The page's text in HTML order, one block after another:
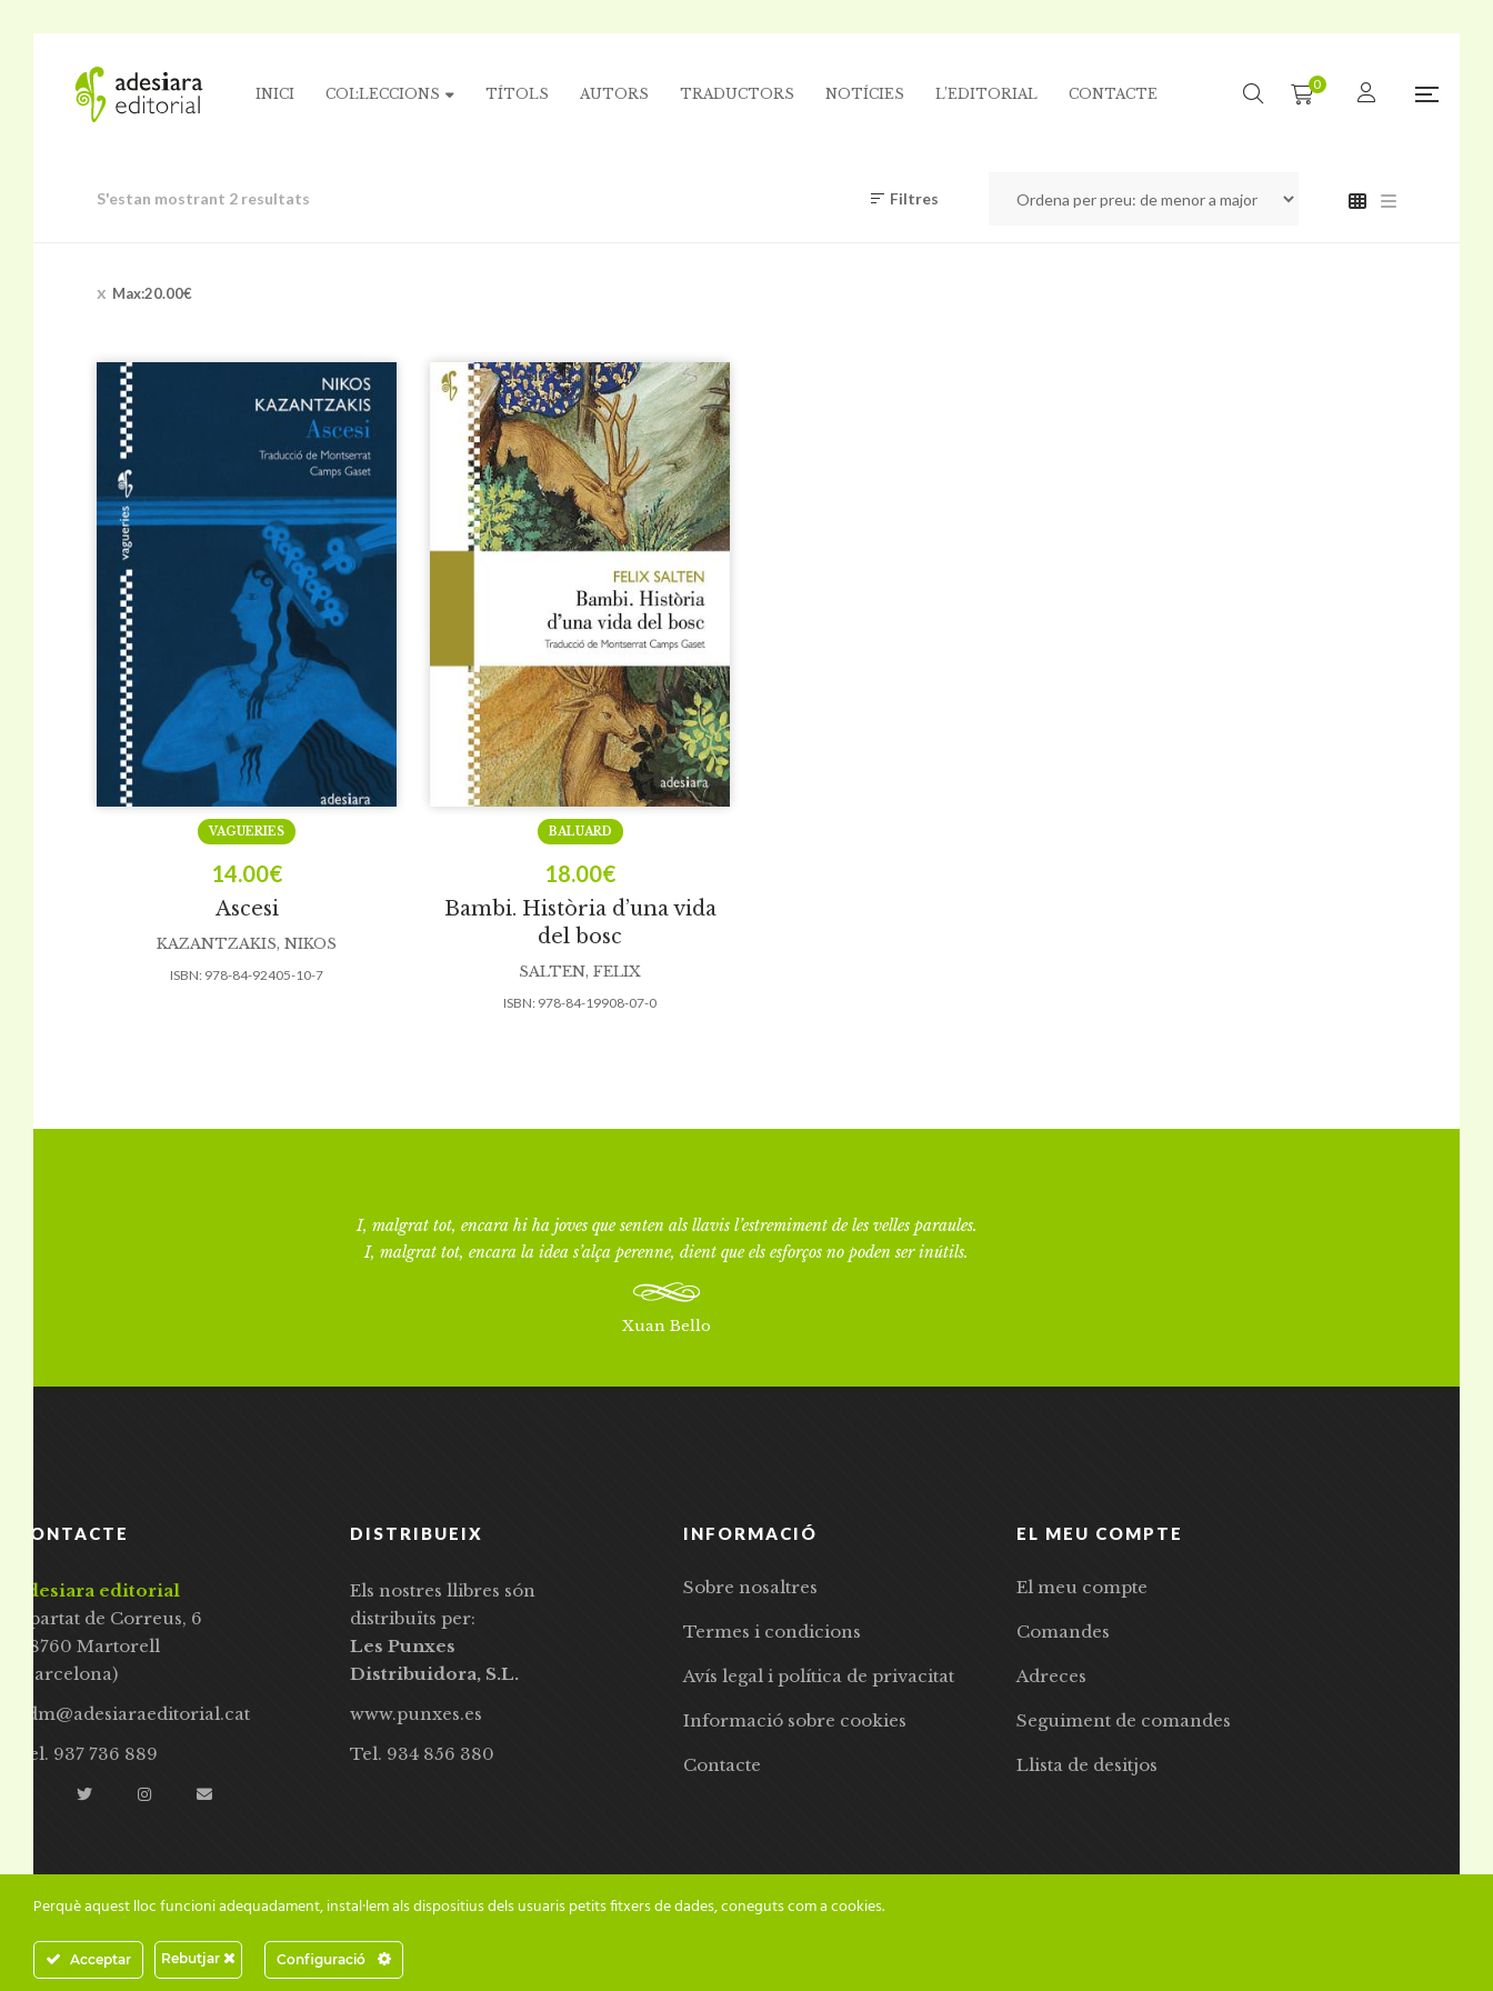
INICI COL·LECCIONS TÍTOLS AUTORS TRADUCTORS NOTÍCIES L’EDITORIAL CONTACTE
0
S'estan mostrant 2 resultats Filtres
Max:20.00€
Ascesi
VAGUERIES
14.00€
KAZANTZAKIS, NIKOS
ISBN: 978-84-92405-10-7
Bambi. Història d’una vida
del bosc
BALUARD
18.00€
SALTEN, FELIX
ISBN: 978-84-19908-07-0
I, malgrat tot, encara hi ha joves que senten als llavis l’estremiment de les velles paraules.
I, malgrat tot, encara la idea s’alça perenne, dient que els esforços no poden ser inútils.
Xuan Bello
CONTACTE
adesiara editorial
Apartat de Correus, 6
08760 Martorell
(Barcelona)
adm@adesiaraeditorial.cat
Tel. 937 736 889
DISTRIBUEIX
Els nostres llibres són
distribuïts per:
Les Punxes
Distribuidora, S.L.
www.punxes.es
Tel. 934 856 380
INFORMACIÓ
Sobre nosaltres
Termes i condicions
Avís legal i política de privacitat
Informació sobre cookies
Contacte
EL MEU COMPTE
El meu compte
Comandes
Adreces
Seguiment de comandes
Llista de desitjos
Perquè aquest lloc funcioni adequadament, instal·lem als dispositius dels usuaris petits fitxers de dades, coneguts com a cookies.
Acceptar Rebutjar Configuració